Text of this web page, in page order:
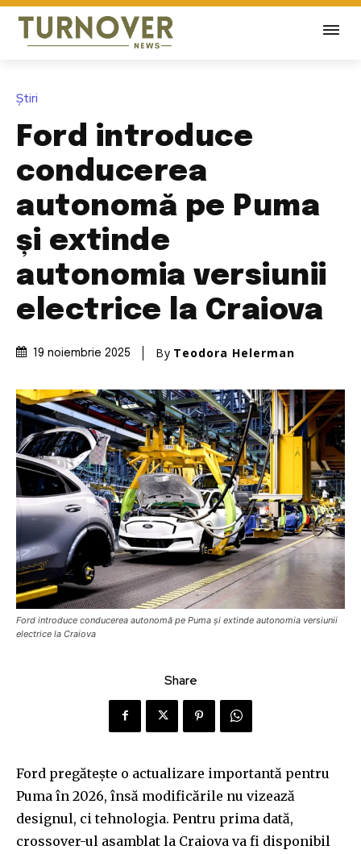
Știri
Ford introduce
conducerea
autonomă pe Puma
și extinde
autonomia versiunii
electrice la Craiova
19 noiembrie 2025 By Teodora Helerman
Ford introduce conducerea autonomă pe Puma și extinde autonomia versiunii
electrice la Craiova
Share
Ford pregătește o actualizare importantă pentru
Puma în 2026, însă modificările nu vizează
designul, ci tehnologia. Pentru prima dată,
crossover-ul asamblat la Craiova va fi disponibil